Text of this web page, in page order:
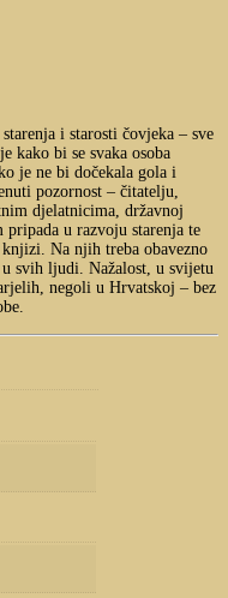
i starosti čovjeka – sve
kako bi se svaka osoba
je ne bi dočekala gola i
pozornost – čitatelju,
djelatnicima, državnoj
u razvoju starenja te
Na njih treba obavezno
svih ljudi. Nažalost, u svijetu
negoli u Hrvatskoj – bez